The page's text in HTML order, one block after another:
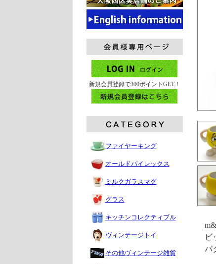
新規会員登録で300ポイントGET！
ファイヤーキング
オールドパイレックス
ミルクガラスマグ
グラス
キッチンコレクティブル
ヴィンテージトイ
その他ヴィンテージ雑貨
ビ
パ